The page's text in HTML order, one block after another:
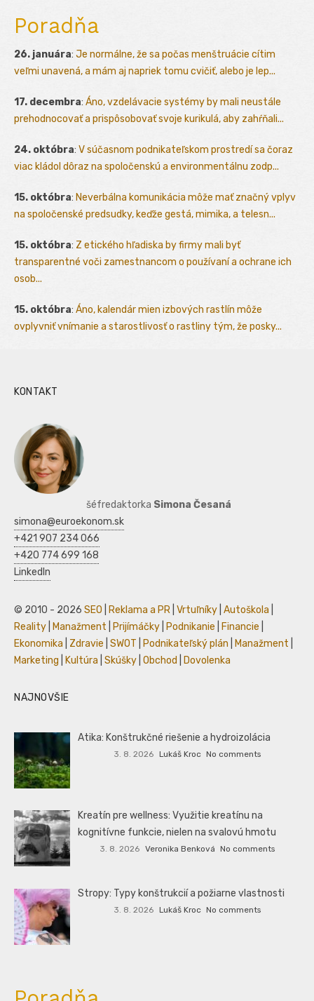
Poradňa
26. januára: Je normálne, že sa počas menštruácie cítim
veľmi unavená, a mám aj napriek tomu cvičiť, alebo je lep...
17. decembra: Áno, vzdelávacie systémy by mali neustále
prehodnocovať a prispôsobovať svoje kurikulá, aby zahŕňali...
24. októbra: V súčasnom podnikateľskom prostredí sa čoraz
viac kládol dôraz na spoločenskú a environmentálnu zodp...
15. októbra: Neverbálna komunikácia môže mať značný vplyv
na spoločenské predsudky, keďže gestá, mimika, a telesn...
15. októbra: Z etického hľadiska by firmy mali byť
transparentné voči zamestnancom o používaní a ochrane ich
osob...
15. októbra: Áno, kalendár mien izbových rastlín môže
ovplyvniť vnímanie a starostlivosť o rastliny tým, že posky...
KONTAKT
šéfredaktorka Simona Česaná
simona@euroekonom.sk
+421 907 234 066
+420 774 699 168
LinkedIn
© 2010 - 2026 SEO Reklama a PR Vrtuľníky Autoškola
Reality
Manažment Prijímáčky Podnikanie Financie
Ekonomika
Zdravie SWOT Podnikateľský plán Manažment
Marketing
Kultúra Skúšky Obchod Dovolenka
NAJNOVŠIE
Atika: Konštrukčné riešenie a hydroizolácia
3. 8. 2026 Lukáš Kroc No comments
Kreatín pre wellness: Využitie kreatínu na
kognitívne funkcie, nielen na svalovú hmotu
3. 8. 2026 Veronika Benková No comments
Stropy: Typy konštrukcií a požiarne vlastnosti
3. 8. 2026 Lukáš Kroc No comments